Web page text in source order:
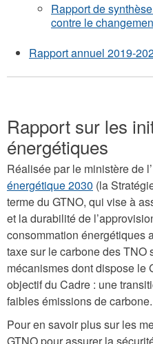
Rapport de
contre le
Rapport annuel 2019-
Rapport sur les
énergétiques
Réalisée par le ministère de
énergétique 2030 (la
terme du GTNO, qui vise à
et la durabilité de
consommation énergétiques
taxe sur le carbone des TNO
mécanismes dont dispose le
objectif du Cadre : une
faibles émissions de carbone.
Pour en savoir plus sur les